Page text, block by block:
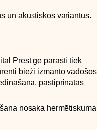
un akustiskos variantus.
Prestige parasti tiek
bieži izmanto vadošos
pastiprinātas
nosaka hermētiskuma